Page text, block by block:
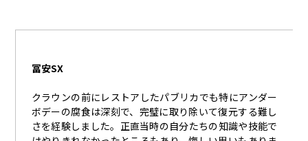
冨安SX
クラウンの前にレストアしたパブリカでも特にアンダー
ボデーの腐食は深刻で、完璧に取り除いて復元する難し
さを経験しました。正直当時の自分たちの知識や技能で